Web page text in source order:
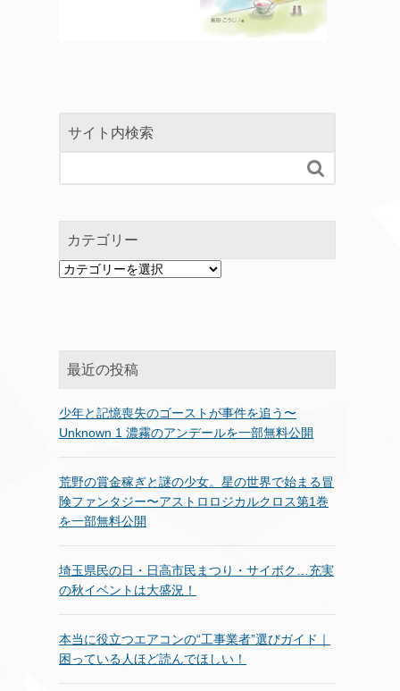
サイト内検索

カテゴリー
カ
最近の投稿
少年と記憶喪失のゴーストが事件を追う〜
Unknown 1 濃霧のアンデールを一部無料公開
荒野の賞金稼ぎと謎の少女。星の世界で始まる冒
険ファンタジー〜アストロロジカルクロス第1巻
を一部無料公開
埼玉県民の日・日高市民まつり・サイボク…充実
の秋イベントは大盛況！
本当に役立つエアコンの“工事業者”選びガイド｜
困っている人ほど読んでほしい！